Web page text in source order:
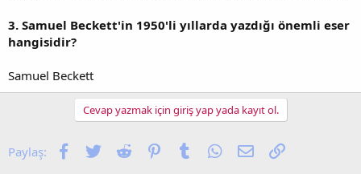
3. Samuel Beckett'in 1950'li yıllarda yazdığı önemli eser
hangisidir?
Samuel Beckett
Cevap yazmak için giriş yap yada kayıt ol.
Paylaş: Facebook
TwitterReddit PinterestTumblrWhatsApp
E-postaLink